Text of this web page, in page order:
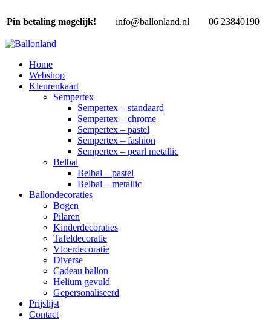
Pin betaling mogelijk! info@ballonland.nl 06 23840190
Home
Webshop
Kleurenkaart
Sempertex
Sempertex – standaard
Sempertex – chrome
Sempertex – pastel
Sempertex – fashion
Sempertex – pearl metallic
Belbal
Belbal – pastel
Belbal – metallic
Ballondecoraties
Bogen
Pilaren
Kinderdecoraties
Tafeldecoratie
Vloerdecoratie
Diverse
Cadeau ballon
Helium gevuld
Gepersonaliseerd
Prijslijst
Contact